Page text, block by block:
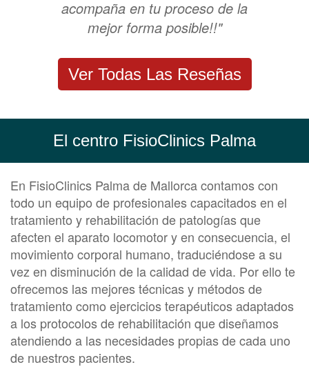
acompaña en tu proceso de la
mejor forma posible!!"
Ver Todas Las Reseñas
El centro FisioClinics Palma
En FisioClinics Palma de Mallorca contamos con
todo un equipo de profesionales capacitados en el
tratamiento y rehabilitación de patologías que
afecten el aparato locomotor y en consecuencia, el
movimiento corporal humano, traduciéndose a su
vez en disminución de la calidad de vida. Por ello te
ofrecemos las mejores técnicas y métodos de
tratamiento como ejercicios terapéuticos adaptados
a los protocolos de rehabilitación que diseñamos
atendiendo a las necesidades propias de cada uno
de nuestros pacientes.